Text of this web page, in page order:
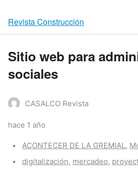
Revista Construcción
Sitio web para
sociales
CASALCO Revista
hace 1 año
Categories:
ACONTECER DE LA GREMIAL,
Tags:
digitalización, mercadeo,